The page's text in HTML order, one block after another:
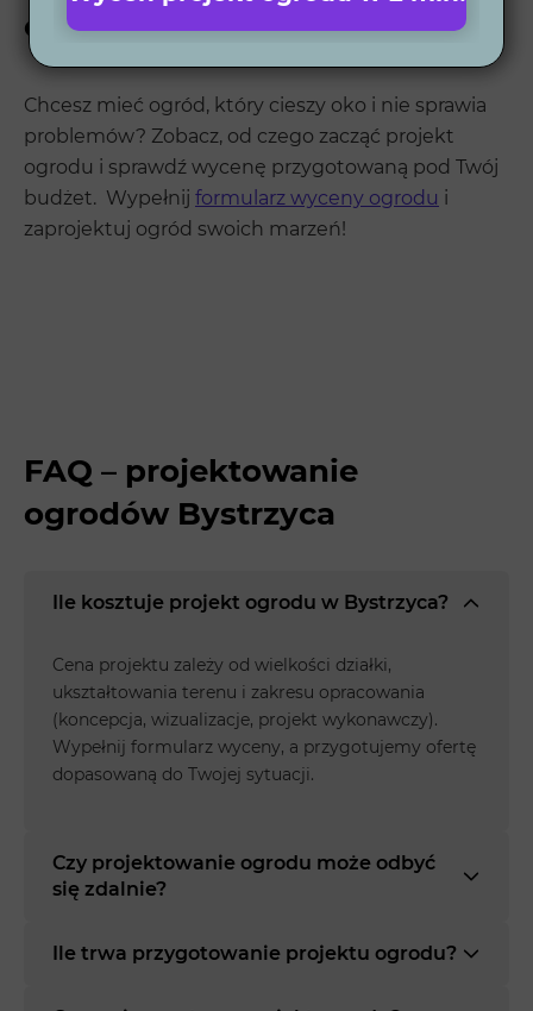
ogród w Bystrzycy
Chcesz mieć ogród, który cieszy oko i nie sprawia
problemów? Zobacz, od czego zacząć projekt
ogrodu i sprawdź wycenę przygotowaną pod Twój
budżet. Wypełnij formularz wyceny ogrodu i
zaprojektuj ogród swoich marzeń!
FAQ – projektowanie
ogrodów Bystrzyca
Ile kosztuje projekt ogrodu w Bystrzyca?
Cena projektu zależy od wielkości działki,
ukształtowania terenu i zakresu opracowania
(koncepcja, wizualizacje, projekt wykonawczy).
Wypełnij formularz wyceny, a przygotujemy ofertę
dopasowaną do Twojej sytuacji.
Czy projektowanie ogrodu może odbyć
się zdalnie?
Ile trwa przygotowanie projektu ogrodu?